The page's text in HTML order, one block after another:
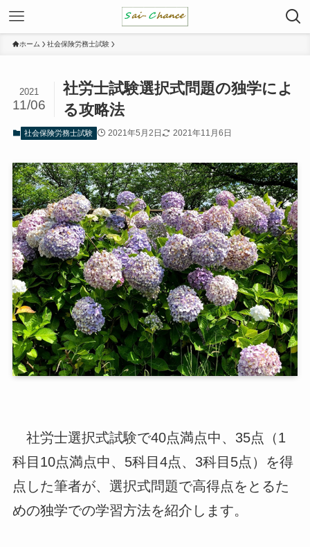
ホーム 社会保険労務士試験
社労士試験選択式問題の独学によ
る攻略法
2021
11/06
社会保険労務士試験 2021年5月2日 2021年11月6日
社労士選択式試験で40点満点中、35点（1
科目10点満点中、5科目4点、3科目5点）を得
点した筆者が、選択式問題で高得点をとるた
めの独学での学習方法を紹介します。